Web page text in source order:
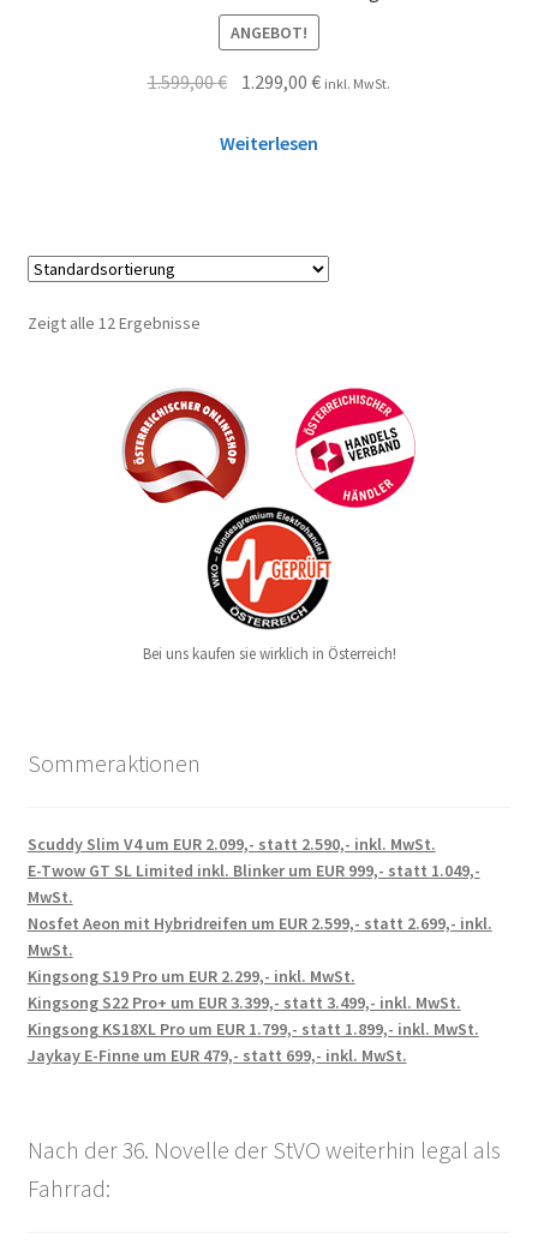
ANGEBOT!
1.599,00€ 1.299,00€ inkl. MwSt.
Weiterlesen
Zeigt alle 12 Ergebnisse
Bei uns kaufen sie wirklich in Österreich!
Sommeraktionen
Scuddy Slim V4 um EUR 2.099,- statt 2.590,- inkl. MwSt.
E-Twow GT SL Limited inkl. Blinker um EUR 999,- statt 1.049,-
MwSt.
Nosfet Aeon mit Hybridreifen um EUR 2.599,- statt 2.699,- inkl.
MwSt.
Kingsong S19 Pro um EUR 2.299,- inkl. MwSt.
Kingsong S22 Pro+ um EUR 3.399,- statt 3.499,- inkl. MwSt.
Kingsong KS18XL Pro um EUR 1.799,- statt 1.899,- inkl. MwSt.
Jaykay E-Finne um EUR 479,- statt 699,- inkl. MwSt.
Nach der 36. Novelle der StVO weiterhin legal als
Fahrrad: